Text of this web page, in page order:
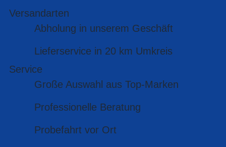
Versandarten
Abholung in unserem Geschäft
Lieferservice in 20 km Umkreis
Service
Große Auswahl aus Top-Marken
Professionelle Beratung
Probefahrt vor Ort